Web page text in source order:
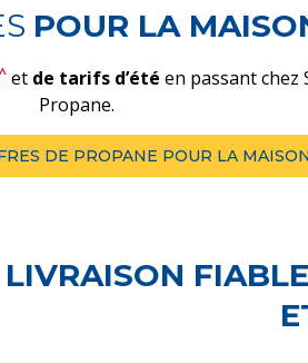
POUR LA
^ et de tarifs d’étéen passant chez
Propane.
DE PROPANE POUR LA MAISON
LIVRAISON